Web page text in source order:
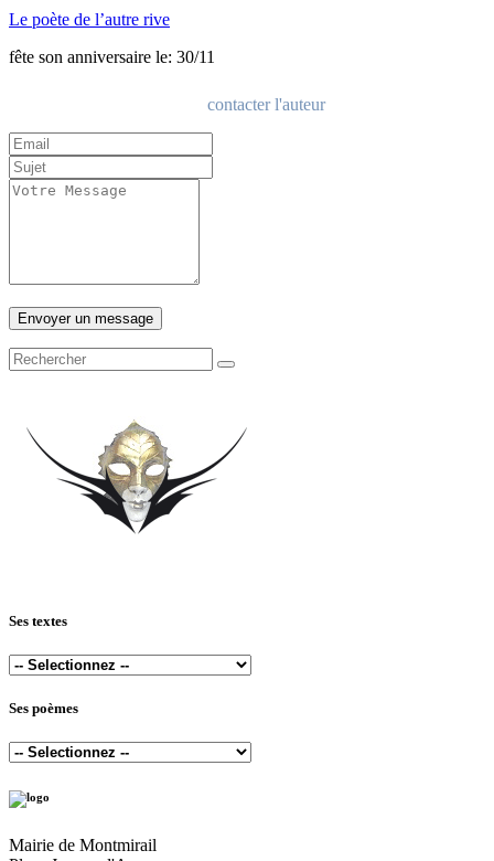
Le poète de l’autre rive
fête son anniversaire le: 30/11
contacter l'auteur
Ses textes
Ses poèmes
Mairie de Montmirail